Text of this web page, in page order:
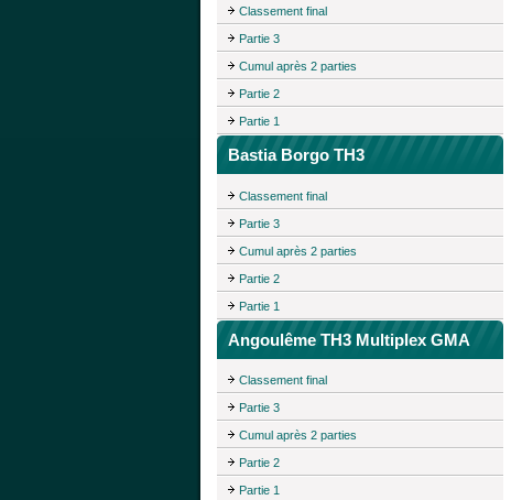
Classement final
Partie 3
Cumul après 2 parties
Partie 2
Partie 1
Bastia Borgo TH3
Classement final
Partie 3
Cumul après 2 parties
Partie 2
Partie 1
Angoulême TH3 Multiplex GMA
Classement final
Partie 3
Cumul après 2 parties
Partie 2
Partie 1